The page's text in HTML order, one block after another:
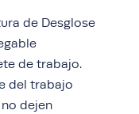
de Desglose
de trabajo.
del trabajo
dejen